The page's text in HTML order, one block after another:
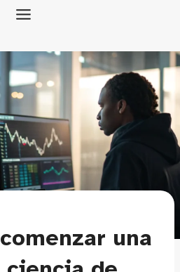
una